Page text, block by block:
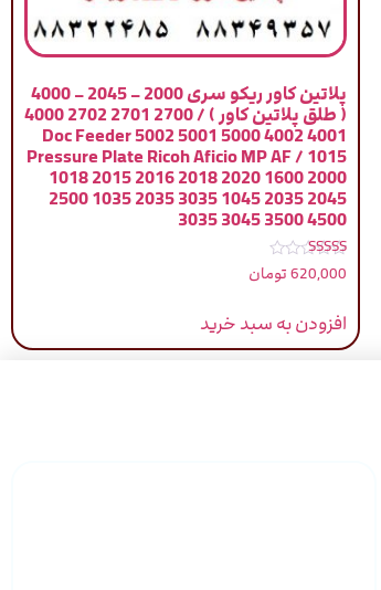
پلاتین کاور ریکو سری 2000 – 2045 – 4000
( طلق پلاتین کاور ) / 2700 2701 2702 4000
4001 4002 5000 5001 5002 Doc Feeder
Pressure Plate Ricoh Aficio MP AF / 1015
1018 2015 2016 2018 2020 1600 2000
2500 1035 2035 3035 1045 2035 2045
3035 3045 3500 4500
نمره
5.00
620,000 تومان
افزودن به سبد خرید